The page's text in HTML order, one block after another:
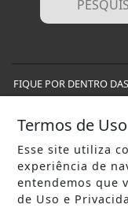
FIQUE POR DENTRO
Termos de
Esse site utiliza
experiência de
entendemos que
de Uso e